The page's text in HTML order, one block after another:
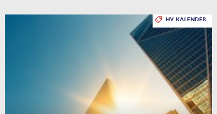
HV-KALENDER